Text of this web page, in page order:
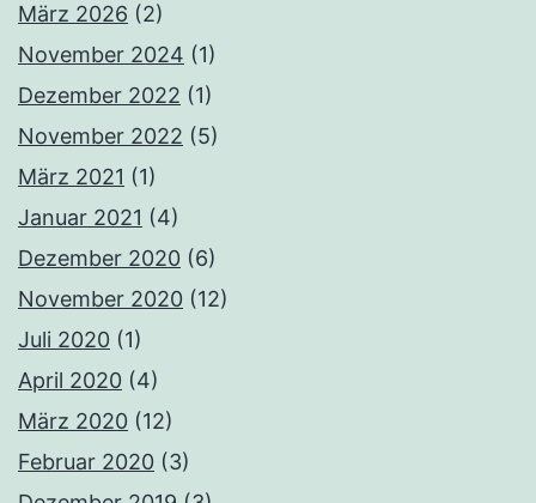
März 2026 (2)
November 2024 (1)
Dezember 2022 (1)
November 2022 (5)
März 2021 (1)
Januar 2021 (4)
Dezember 2020 (6)
November 2020 (12)
Juli 2020 (1)
April 2020 (4)
März 2020 (12)
Februar 2020 (3)